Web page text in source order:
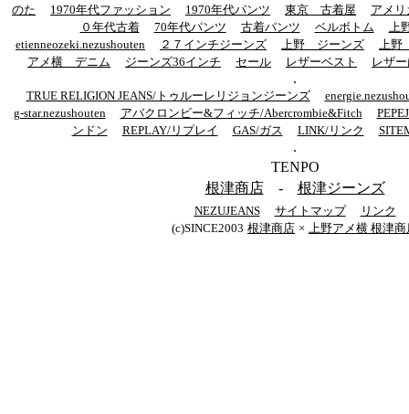
のた
1970年代ファッション 1970年代パンツ 東京 古着屋
アメ
０年代古着
70年代パンツ 古着パンツ ベルボトム
上
etienneozeki.nezushouten
２７インチジーンズ 上野 ジーンズ
上野
アメ横 デニム
ジーンズ36インチ セール レザーベスト レザ
.
TRUE RELIGION JEANS/トゥルーレリジョンジーンズ
g-star.nezushouten
アバクロンビー&フィッチ/Abercrombie&Fitch
ンドン
REPLAY/リプレイ GAS/ガス LINK/リンク
.
TENPO
根津商店- 根津ジーンズ
NEZUJEANS サイトマップ
リンク
(c)SINCE2003 根津商店 × 上野アメ横 根津商